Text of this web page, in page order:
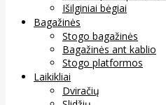
Išilginiai bėgiai
Bagažinės
Stogo bagažinės
Bagažinės ant kablio
Stogo platformos
Laikikliai
Dviračių